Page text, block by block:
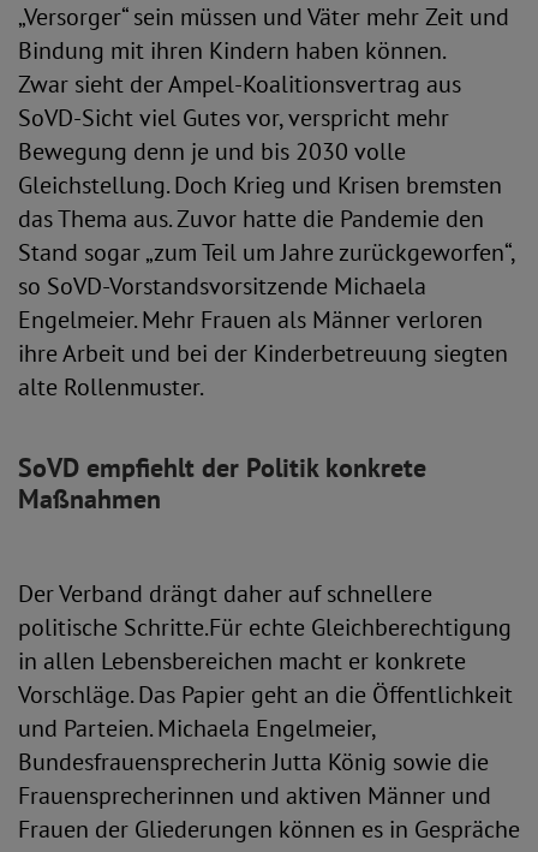
„Versorger“ sein müssen und Väter mehr Zeit und
Bindung mit ihren Kindern haben können.
Zwar sieht der Ampel-Koalitionsvertrag aus
SoVD-Sicht viel Gutes vor, verspricht mehr
Bewegung denn je und bis 2030 volle
Gleichstellung. Doch Krieg und Krisen bremsten
das Thema aus. Zuvor hatte die Pandemie den
Stand sogar „zum Teil um Jahre zurückgeworfen“,
so SoVD-Vorstandsvorsitzende Michaela
Engelmeier. Mehr Frauen als Männer verloren
ihre Arbeit und bei der Kinderbetreuung siegten
alte Rollenmuster.
SoVD empfiehlt der Politik konkrete
Maßnahmen
Der Verband drängt daher auf schnellere
politische Schritte.Für echte Gleichberechtigung
in allen Lebensbereichen macht er konkrete
Vorschläge. Das Papier geht an die Öffentlichkeit
und Parteien. Michaela Engelmeier,
Bundesfrauensprecherin Jutta König sowie die
Frauensprecherinnen und aktiven Männer und
Frauen der Gliederungen können es in Gespräche